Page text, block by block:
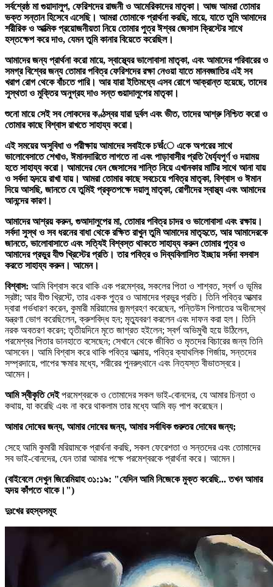
সর্বশ্রেষ্ঠ মা গুয়াদালুপ, ফেরিশদের রাজনী ও আমেরিকাদের মাতৃকা। আজ আমরা তোমার
ভক্ত সন্তান হিসেবে এসেছি। আমরা তোমাকে প্রার্থনা করছি, মায়ে, যাতে তুমি আমাদের
শরীরিক ও আত্মিক প্রয়োজনীয়তা নিয়ে তোমার পুত্র ঈশ্বর জেসাস ক্রিস্টের সাথে
হস্তক্ষেপ করে দাও, যেমন তুমি কানার বিয়েতে করেছিল।
আমাদের জন্য প্রার্থনা করো মায়ে, স্বাস্থ্যের ভালোবাসা মাতৃকা, এবং আমাদের পরিবারের ও
সমগ্র বিশ্বের জন্য তোমার পবিত্র ফেরিশদের রক্ষা নেওয়া যাতে মানবজাতির এই সব
খরাপ রোগ থেকে বাঁচতে পারি। আর যারা ইতিমধ্যে এসব রোগে আক্রান্ত হয়েছে, তাদের
সুস্থতা ও মুক্তির অনুগ্রহ দাও সন্ত গুয়াদালুপের মাতৃকা।
শুনো মায়ে সেই সব লোকদের কণ্ঠস্বর যারা দুর্বল এবং ভীত, তাদের আশ্রু নিশ্চিত করো ও
তোমার কাছে বিশ্বাস রাখতে সাহায্য করো।
এই সময়ের অসুবিধা ও পরীক্ষায় আমাদের সবাইকে চर्चে একে অপরের সাথে
ভালোবেসাতে শেখাও, ঈমানদারিতে লাগতে না এবং পাড়াবাসীর প্রতি ধৈর্য্যপূর্ণ ও দয়াময়
হতে সাহায্য করো। আমাদের যেন জেসাসের শান্তি নিয়ে এখানকার মাটির সাথে আনা যায়
ও সর্বদা হৃদয়ে রাখা যায়। আমরা তোমার কাছে সবচেয়ে পবিত্র মাতৃকা, বিশ্বাস ও ঈমান
দিয়ে আসছি, জানতে যে তুমিই প্রকৃতপক্ষে দয়ালু মাতৃকা, রোগীদের স্বাস্থ্য এবং আমাদের
আনন্দের কারণ।
আমাদের আশ্রয় করুন, গুআদালুপের মা, তোমার পবিত্র চাদর ও ভালোবাসা এবং রক্ষায়।
সর্বদা সুস্থ ও সব ধরনের বাধা থেকে রক্ষিত রাখুন তুমি আমাদের মাতৃহৃতে, আর আমাদেরকে
জানতে, ভালোবাসাতে এবং সত্যিই বিশ্বস্ত থাকতে সাহায্য করুন তোমার পুত্র ও
আমাদের প্রভুর যীশু খ্রিস্টের প্রতি। তার পবিত্র ও দিব্যবিলাসিত ইচ্ছায় সর্বদা বসবাস
করতে সাহায্য করুন। আমেন।
বিশ্বাস: আমি বিশ্বাস করে থাকি এক পরমেশ্বর, সকলের পিতা ও শাশ্বত, স্বর্গ ও ভূমির
স্রষ্টা; আর যীশু খ্রিস্টে, তার একক পুত্র ও আমাদের প্রভুর প্রতি। তিনি পবিত্র আত্মার
দ্বারা গর্ভধারণ করেন, কুমারী মরিয়ামের জন্মগ্রহণ করেছেন, পন্তিউস পিলাতের অধীনস্থে
যন্ত্রণা ভোগ করেছিলেন, ক্রুশবিদ্ধ হন; মৃত্যুবরণ করলেন এবং দাফন করা হল। তিনি
নরক অবতরণ করেন; তৃতীয়দিনে মৃতে জাগ্রত হইলেন; স্বর্গ অভিমুখী হয়ে উঠিলেন,
পরমেশ্বর পিতার ডানহাতে বসেছেন; সেখানে থেকে জীবিত ও মৃতদের বিচারের জন্য তিনি
আসবেন। আমি বিশ্বাস করে থাকি পবিত্র আত্মায়, পবিত্র ক্যাথলিক গির্জায়, সন্তদের
সম্প্রদায়ে, পাপের ক্ষমার মধ্যে, শরীরের পুনরুৎ্থানে এবং নিত্যস্ত বীভাতস্বরে।
আমেন।
আমি স্বীকৃতি দেইপরমেশ্বরকে ও তোমাদের সকল ভাই-বোনদের, যে আমার চিন্তা ও
কথায়, যা করেছি এবং না করে থাকলাম তার মধ্যে আমি বড় পাপ করেছেন।
আমার দোষের জন্য, আমার দোষের জন্য, আমার সর্বাধিক গুরুতর দোষের জন্য;
সেহে আমি কুমারী মরিয়ামকে প্রার্থনা করছি, সকল ফেরেশতা ও সন্তদের এবং তোমাদের
সব ভাই-বোনদের, যেন তারা আমার পক্ষে পরমেশ্বরকে প্রার্থনা করে। আমেন।
(বাইবেলে দেখুন জিরেমিয়াহ ৩১:১৯: "যেদিন আমি নিজেকে মুক্ত করেছি... তখন আমার
হৃদয় কাঁপতে থাকে।")
দুঃখের রহস্যসমূহ